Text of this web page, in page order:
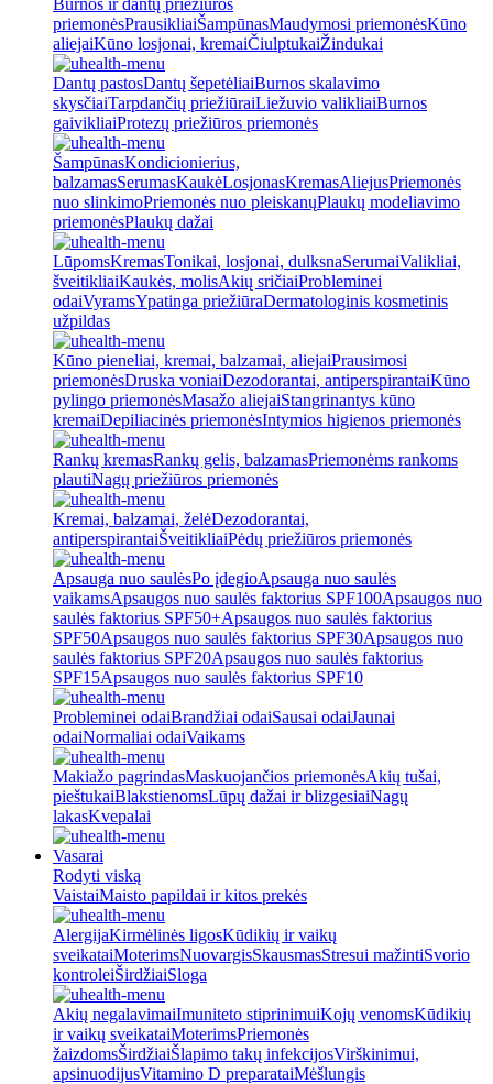
Burnos ir dantų priežiūros
priemonėsPrausikliaiŠampūnasMaudymosi priemonėsKūno
aliejaiKūno losjonai, kremaiČiulptukaiŽindukai
Dantų pastosDantų šepetėliaiBurnos skalavimo
skysčiaiTarpdančių priežiūraiLiežuvio valikliaiBurnos
gaivikliaiProtezų priežiūros priemonės
ŠampūnasKondicionierius,
balzamasSerumasKaukėLosjonasKremasAliejusPriemonės
nuo slinkimoPriemonės nuo pleiskanųPlaukų modeliavimo
priemonėsPlaukų dažai
LūpomsKremasTonikai, losjonai, dulksnaSerumaiValikliai,
šveitikliaiKaukės, molisAkių sričiaiProbleminei
odaiVyramsYpatinga priežiūraDermatologinis kosmetinis
užpildas
Kūno pieneliai, kremai, balzamai, aliejaiPrausimosi
priemonėsDruska voniaiDezodorantai, antiperspirantaiKūno
pylingo priemonėsMasažo aliejaiStangrinantys kūno
kremaiDepiliacinės priemonėsIntymios higienos priemonės
Rankų kremasRankų gelis, balzamasPriemonėms rankoms
plautiNagų priežiūros priemonės
Kremai, balzamai, želėDezodorantai,
antiperspirantaiŠveitikliaiPėdų priežiūros priemonės
Apsauga nuo saulėsPo įdegioApsauga nuo saulės
vaikamsApsaugos nuo saulės faktorius SPF100Apsaugos nuo
saulės faktorius SPF50+Apsaugos nuo saulės faktorius
SPF50Apsaugos nuo saulės faktorius SPF30Apsaugos nuo
saulės faktorius SPF20Apsaugos nuo saulės faktorius
SPF15Apsaugos nuo saulės faktorius SPF10
Probleminei odaiBrandžiai odaiSausai odaiJaunai
odaiNormaliai odaiVaikams
Makiažo pagrindasMaskuojančios priemonėsAkių tušai,
pieštukaiBlakstienomsLūpų dažai ir blizgesiaiNagų
lakasKvepalai
Vasarai
Rodyti viską
VaistaiMaisto papildai ir kitos prekės
AlergijaKirmėlinės ligosKūdikių ir vaikų
sveikataiMoterimsNuovargisSkausmasStresui mažintiSvorio
kontroleiŠirdžiaiSloga
Akių negalavimaiImuniteto stiprinimuiKojų venomsKūdikių
ir vaikų sveikataiMoterimsPriemonės
žaizdomsŠirdžiaiŠlapimo takų infekcijosVirškinimui,
apsinuodijusVitamino D preparataiMėšlungis